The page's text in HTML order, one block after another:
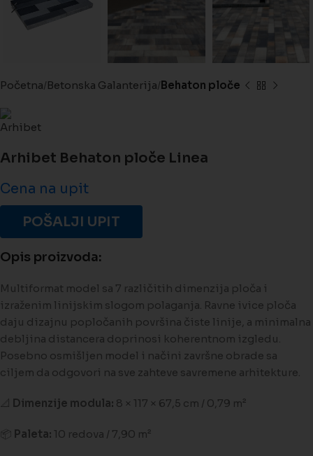
Početna Betonska Galanterija Behaton ploče
Arhibet Behaton ploče Linea
Cena na upit
POŠALJI UPIT
Opis proizvoda:
Multiformat model sa 7 različitih dimenzija ploča i
izraženim linijskim slogom polaganja. Ravne ivice ploča
daju dizajnu popločanih površina čiste linije, a minimalna
debljina distancera doprinosi koherentnom izgledu.
Posebno osmišljen model i načini završne obrade sa
ciljem da odgovori na sve zahteve savremene arhitekture.
📐 Dimenzije modula: 8 × 117 × 67,5 cm / 0,79 m²
📦 Paleta: 10 redova / 7,90 m²